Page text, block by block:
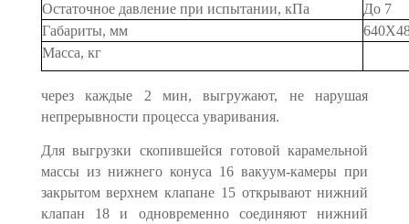
Остаточное давление при испытании, кПа
До 7
Габариты, мм
Масса, кг
через каждые 2 мин, выгружают, не нарушая
непрерывности процесса ува­ривания.
Для выгрузки скопившейся готовой карамельной
массы из нижнего конуса 16 вакуум-камеры при
закрытом верхнем клапане 15 открывают нижний
клапан 18 и одновременно соединяют нижний